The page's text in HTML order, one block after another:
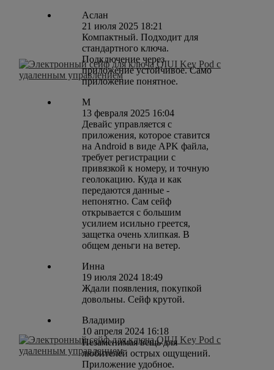
Аслан
21 июля 2025 18:21
Компактный. Подходит для
стандартного ключа.
Подключение через
приложение устойчивое. Само
приложение понятное.
M
13 февраля 2025 16:04
Девайс управляется с
приложения, которое ставится
на Android в виде APK файла,
требует регистрации с
привязкой к номеру, и точную
геолокацию. Куда и как
передаются данные -
непонятно. Сам сейф
открывается с большим
усилием исильно греется,
защетка очень хлипкая. В
общем деньги на ветер.
Инна
19 июля 2024 18:49
Ждали появления, покупкой
довольны. Сейф крутой.
Владимир
10 апреля 2024 16:18
Незаменимая вещь для
любителей острых ощущений.
Приложение удобное.